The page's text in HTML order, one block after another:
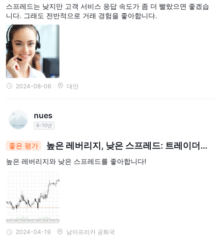
스프레드는 낮지만 고객 서비스 응답 속도가 좀 더 빨랐으면 좋겠습
니다. 그래도 전반적으로 거래 경험을 좋아합니다.
2024-08-06 대만
nues
6-10년
좋은 평가
높은 레버리지, 낮은 스프레드: 트레이더의
즐거움!
높은 레버리지와 낮은 스프레드를 좋아합니다!
2024-04-19 남아프리카 공화국